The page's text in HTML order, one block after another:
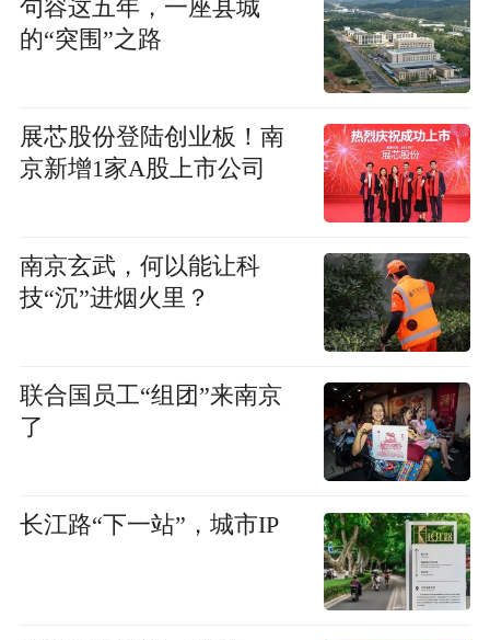
句容这五年，一座县城
的“突围”之路
展芯股份登陆创业板！南
京新增1家A股上市公司
南京玄武，何以能让科
技“沉”进烟火里？
联合国员工“组团”来南京
了
长江路“下一站”，城市IP